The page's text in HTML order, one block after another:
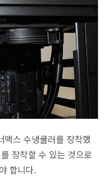
맥스 수냉쿨러를 장착했
장착할 수 있는 것으로
합니다.